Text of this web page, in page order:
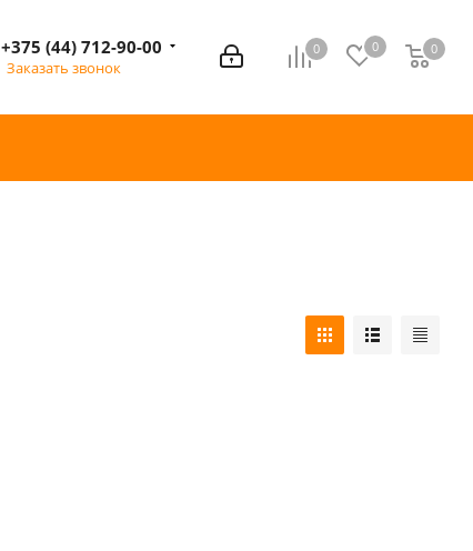
0 0 0
0
+375 (44) 712-90-00
Заказать звонок